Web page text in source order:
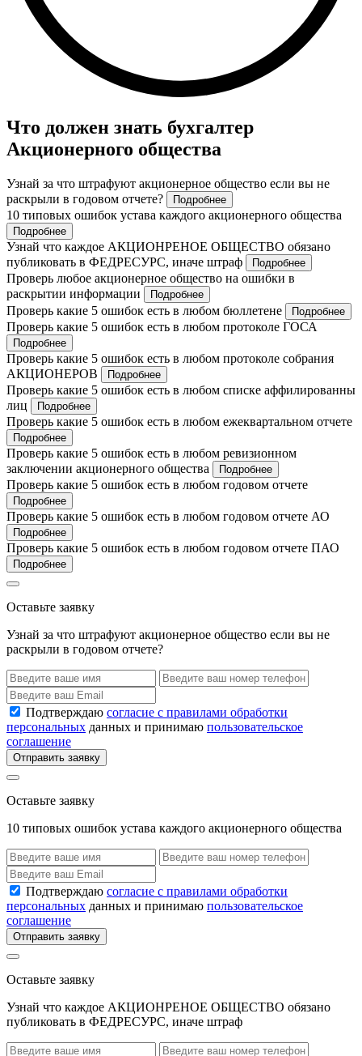
Что должен знать бухгалтер
Акционерного общества
Узнай за что штрафуют акционерное общество если вы не
раскрыли в годовом отчете?
Подробнее
10 типовых ошибок устава каждого акционерного общества
Подробнее
Узнай что каждое АКЦИОНРЕНОЕ ОБЩЕСТВО обязано
публиковать в ФЕДРЕСУРС, иначе штраф
Подробнее
Проверь любое акционерное общество на ошибки в
раскрытии информации
Подробнее
Проверь какие 5 ошибок есть в любом бюллетене Подробнее
Проверь какие 5 ошибок есть в любом протоколе ГОСА
Подробнее
Проверь какие 5 ошибок есть в любом протоколе собрания
АКЦИОНЕРОВ
Подробнее
Проверь какие 5 ошибок есть в любом списке аффилированны
лиц
Подробнее
Проверь какие 5 ошибок есть в любом ежеквартальном отчете
Подробнее
Проверь какие 5 ошибок есть в любом ревизионном
заключении акционерного общества
Подробнее
Проверь какие 5 ошибок есть в любом годовом отчете
Подробнее
Проверь какие 5 ошибок есть в любом годовом отчете АО
Подробнее
Проверь какие 5 ошибок есть в любом годовом отчете ПАО
Подробнее
Оставьте заявку
Узнай за что штрафуют акционерное общество если вы не
раскрыли в годовом отчете?
Подтверждаю согласие с правилами обработки
персональных данных и принимаю пользовательское
соглашение
Отправить заявку
Оставьте заявку
10 типовых ошибок устава каждого акционерного общества
Подтверждаю согласие с правилами обработки
персональных данных и принимаю пользовательское
соглашение
Отправить заявку
Оставьте заявку
Узнай что каждое АКЦИОНРЕНОЕ ОБЩЕСТВО обязано
публиковать в ФЕДРЕСУРС, иначе штраф